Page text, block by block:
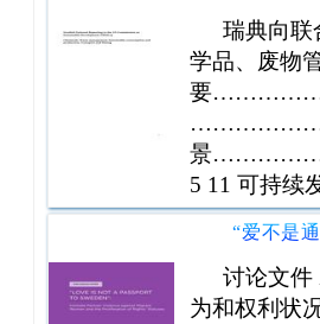
瑞典向联
学品、废物
要
景
5 11 可持
略与全球发
系
13可持续
讨论文件
为和权利状